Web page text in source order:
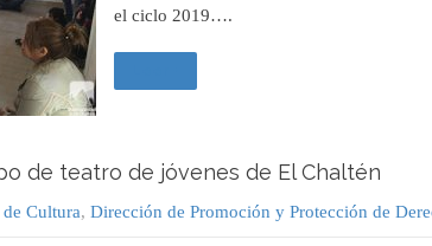
el ciclo 2019….
de teatro de jóvenes de El Chaltén
Cultura, Dirección de Promoción y Protección de